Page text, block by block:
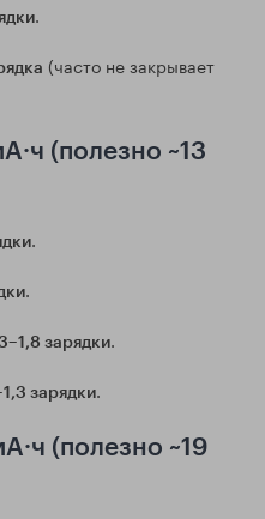
.
(часто не закрывает
(полезно ~13
.
.
зарядки.
зарядки.
(полезно ~19